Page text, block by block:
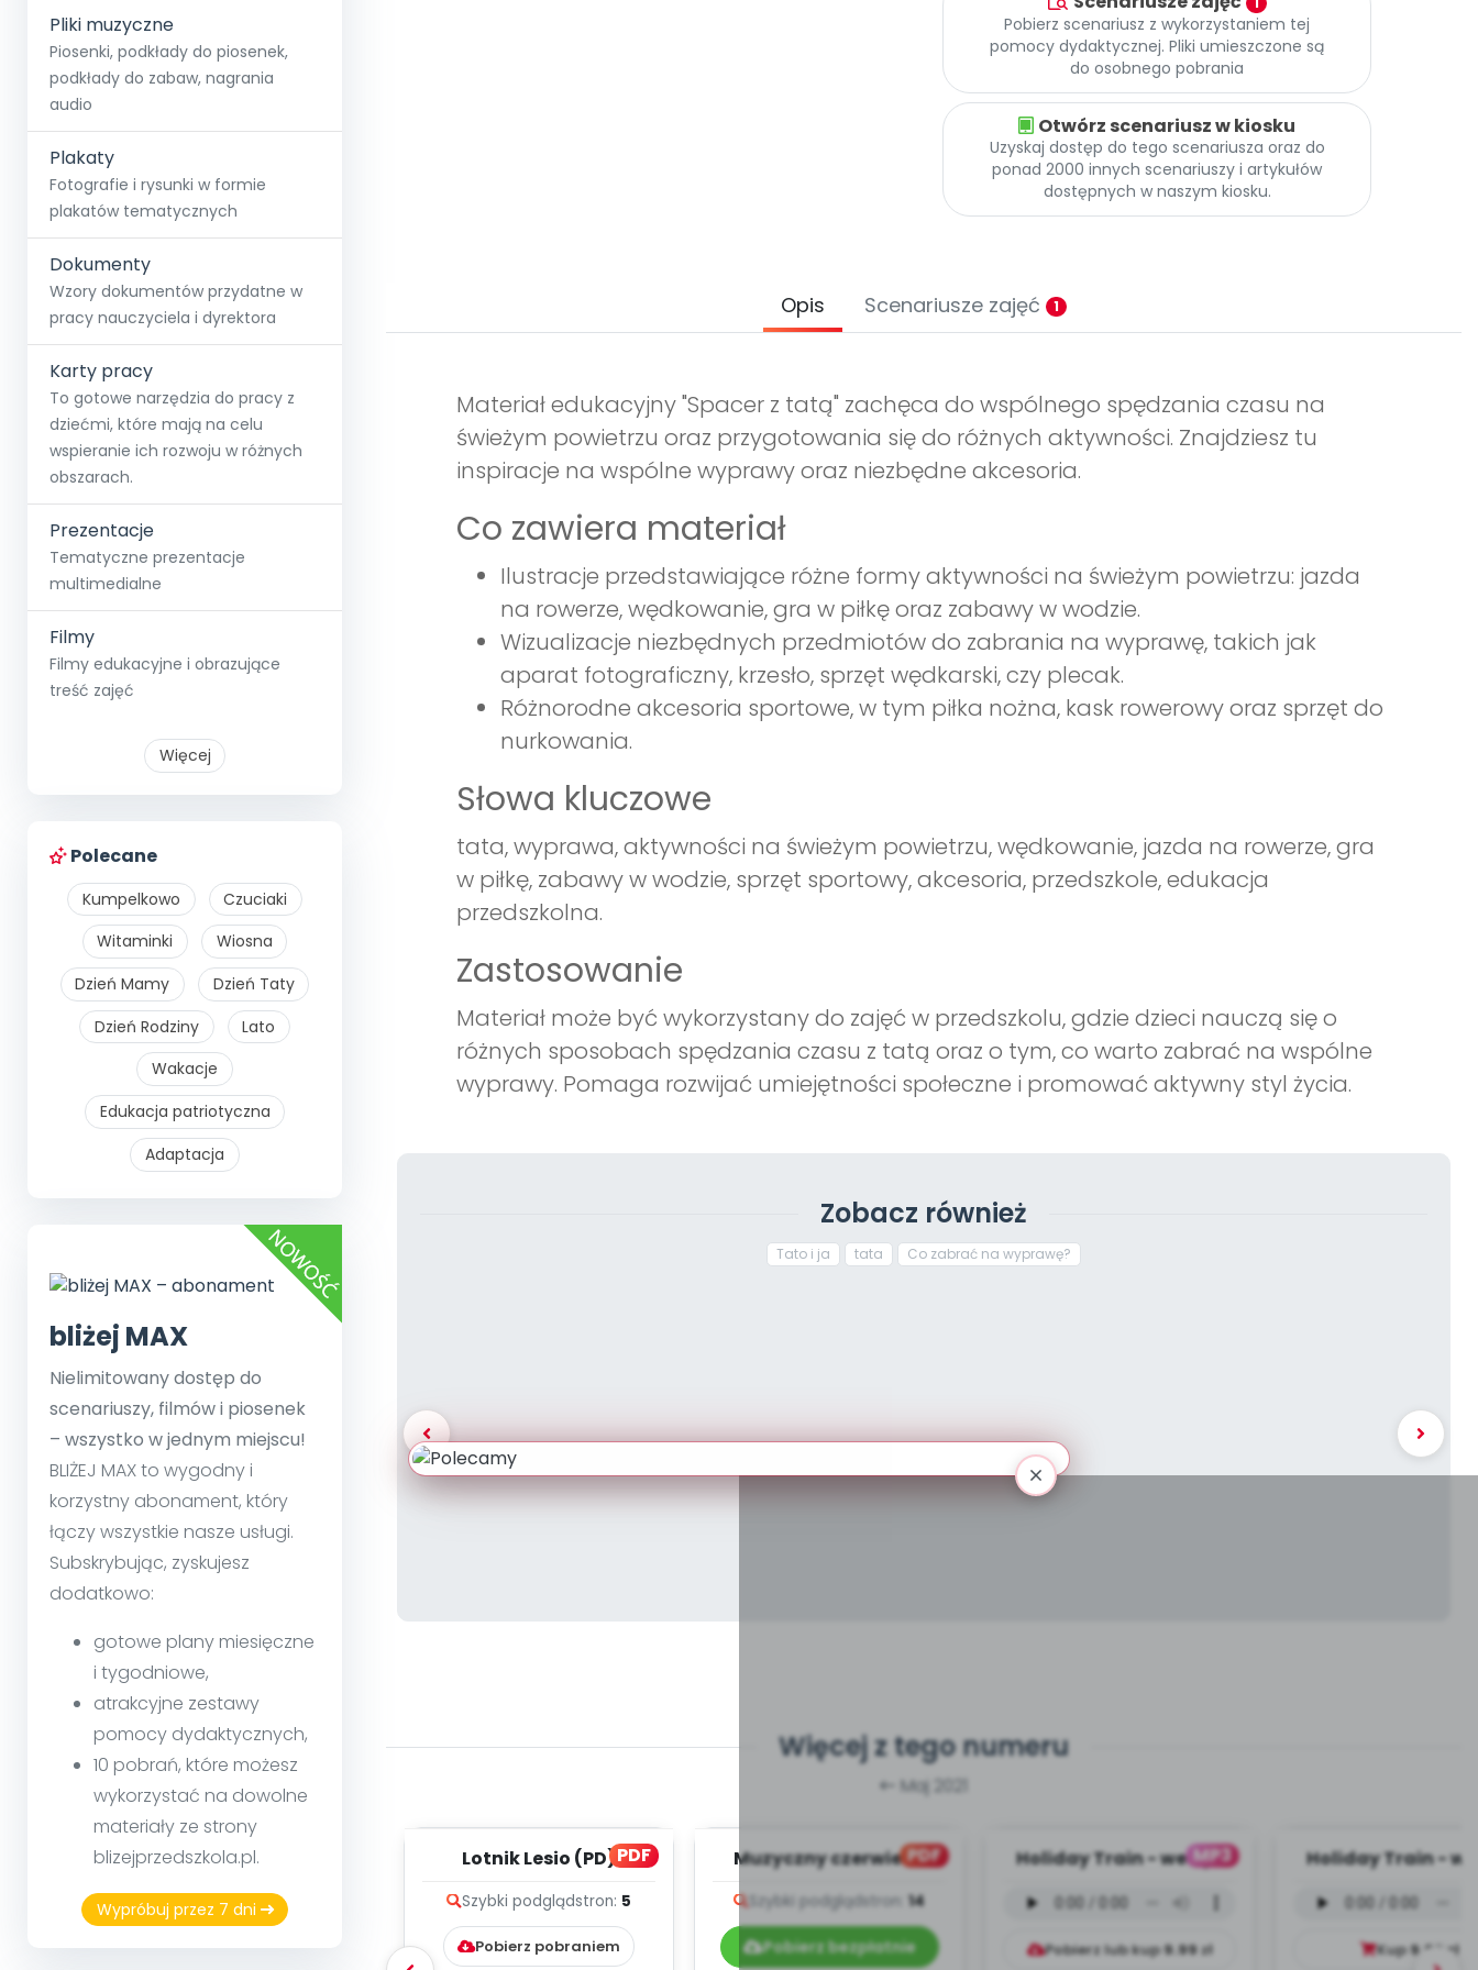
Pliki muzyczne
Piosenki, podkłady do piosenek,
podkłady do zabaw, nagrania
audio
Plakaty
Fotografie i rysunki w formie
plakatów tematycznych
Dokumenty
Wzory dokumentów przydatne w
pracy nauczyciela i dyrektora
Karty pracy
To gotowe narzędzia do pracy z
dziećmi, które mają na celu
wspieranie ich rozwoju w różnych
obszarach.
Prezentacje
Tematyczne prezentacje
multimedialne
Filmy
Filmy edukacyjne i obrazujące
treść zajęć
Więcej
Polecane
Kumpelkowo
Czuciaki
Witaminki
Wiosna
Dzień Mamy
Dzień Taty
Dzień Rodziny
Lato
Wakacje
Edukacja patriotyczna
Adaptacja
bliżej MAX
Nielimitowany dostęp do
scenariuszy, filmów i piosenek
– wszystko w jednym miejscu!
BLIŻEJ MAX to wygodny i
korzystny abonament, który
łączy wszystkie nasze usługi.
Subskrybując, zyskujesz
dodatkowo:
gotowe plany miesięczne
i tygodniowe,
atrakcyjne zestawy
pomocy dydaktycznych,
10 pobrań, które możesz
wykorzystać na dowolne
materiały ze strony
blizejprzedszkola.pl.
Wypróbuj przez 7 dni
Pobierz scenariusz z wykorzystaniem tej
pomocy dydaktycznej. Pliki umieszczone są
do osobnego pobrania
Otwórz scenariusz w kiosku
Uzyskaj dostęp do tego scenariusza oraz do
ponad 2000 innych scenariuszy i artykułów
dostępnych w naszym kiosku.
Opis Scenariusze zajęć 1
Materiał edukacyjny "Spacer z tatą" zachęca do wspólnego spędzania czasu na
świeżym powietrzu oraz przygotowania się do różnych aktywności. Znajdziesz tu
inspiracje na wspólne wyprawy oraz niezbędne akcesoria.
Co zawiera materiał
Ilustracje przedstawiające różne formy aktywności na świeżym powietrzu: jazda
na rowerze, wędkowanie, gra w piłkę oraz zabawy w wodzie.
Wizualizacje niezbędnych przedmiotów do zabrania na wyprawę, takich jak
aparat fotograficzny, krzesło, sprzęt wędkarski, czy plecak.
Różnorodne akcesoria sportowe, w tym piłka nożna, kask rowerowy oraz sprzęt do
nurkowania.
Słowa kluczowe
tata, wyprawa, aktywności na świeżym powietrzu, wędkowanie, jazda na rowerze, gra
w piłkę, zabawy w wodzie, sprzęt sportowy, akcesoria, przedszkole, edukacja
przedszkolna.
Zastosowanie
Materiał może być wykorzystany do zajęć w przedszkolu, gdzie dzieci nauczą się o
różnych sposobach spędzania czasu z tatą oraz o tym, co warto zabrać na wspólne
wyprawy. Pomaga rozwijać umiejętności społeczne i promować aktywny styl życia.
Zobacz również
Tato i ja tata Co zabrać na wyprawę?
Więcej z tego numeru
Maj 2021
PDF
Lotnik Lesio (PD)
Szybki podglądstron: 5
Pobierz pobraniem
PDF
Muzyczny czerwiec -
Szybki podglądstron: 14
Pobierz bezpłatnie
MP3
Holiday Train - wersja
mp3)
Pobierz lub kup9.99zł
Holiday Train -
Kup9.99 zł